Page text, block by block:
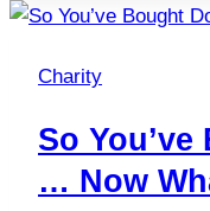
Donation
Charity
So
… Now